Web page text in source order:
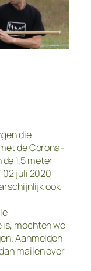
die
de Corona-
1,5 meter
02 juli 2020
ook
mochten we
Aanmelden
mailen over